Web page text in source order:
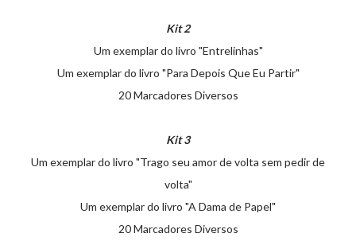
Kit 2
Um exemplar do livro "Entrelinhas"
Um exemplar do livro "Para Depois Que Eu Partir"
20 Marcadores Diversos
Kit 3
Um exemplar do livro "Trago seu amor de volta sem pedir de
volta"
Um exemplar do livro "A Dama de Papel"
20 Marcadores Diversos